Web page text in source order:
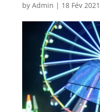
by Admin | 18 Fév 2021